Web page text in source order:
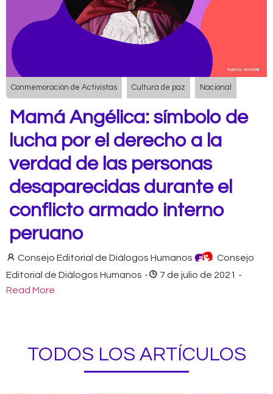
Conmemoración de Activistas Cultura de paz Nacional
Mamá Angélica: símbolo de
lucha por el derecho a la
verdad de las personas
desaparecidas durante el
conflicto armado interno
peruano
Consejo Editorial de Diálogos Humanos
Consejo
Editorial de Diálogos Humanos - 7 de julio de 2021 -
Read More
TODOS LOS ARTÍCULOS